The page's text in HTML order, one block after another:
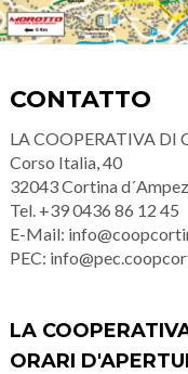
CONTATTO
LA COOPERATIVA DI
Corso Italia, 40
32043Cortina
Tel. +39 0436 86 12 45
E-Mail:
PEC:
LA
ORARI